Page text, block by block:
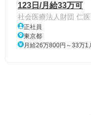
123日/月給33万可
社会医療法人財団 仁
正社員
東京都
月給26万800円～33万